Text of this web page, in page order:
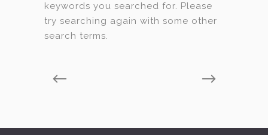
keywords you searched for. Please
try searching again with some other
search terms.